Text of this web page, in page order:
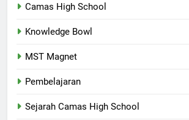
Camas High School
Knowledge Bowl
MST Magnet
Pembelajaran
Sejarah Camas High School